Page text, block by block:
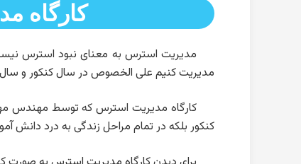
کارگاه
مدیریت استرس به معنای نبود استرس
مدیریت کنیم علی الخصوص در سال کنکور و سال
کارگاه مدیریت استرس که توسط مهندس
کنکور بلکه در تمام مراحل زندگی به درد دانش